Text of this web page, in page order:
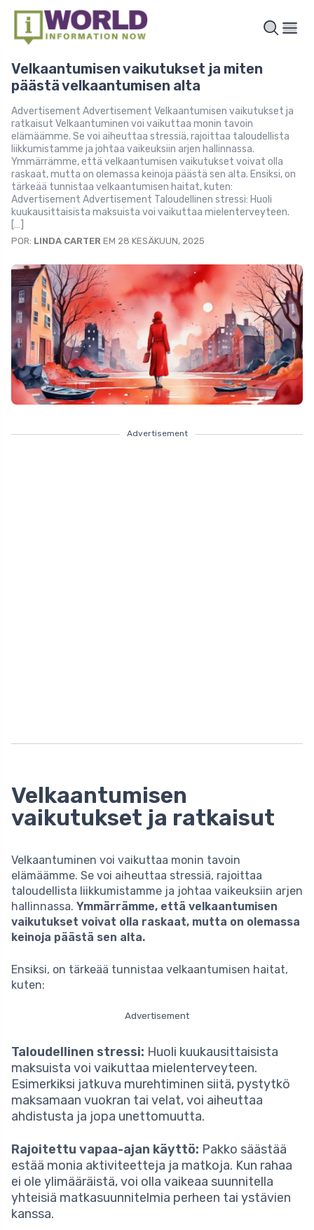
Velkaantumisen vaikutukset ja miten
päästä velkaantumisen alta
Advertisement Advertisement Velkaantumisen vaikutukset ja
ratkaisut Velkaantuminen voi vaikuttaa monin tavoin
elämäämme. Se voi aiheuttaa stressiä, rajoittaa taloudellista
liikkumistamme ja johtaa vaikeuksiin arjen hallinnassa.
Ymmärrämme, että velkaantumisen vaikutukset voivat olla
raskaat, mutta on olemassa keinoja päästä sen alta. Ensiksi, on
tärkeää tunnistaa velkaantumisen haitat, kuten:
Advertisement Advertisement Taloudellinen stressi: Huoli
kuukausittaisista maksuista voi vaikuttaa mielenterveyteen.
[…]
POR: LINDA CARTER EM 28 KESÄKUUN, 2025
Advertisement
Velkaantumisen
vaikutukset ja ratkaisut
Velkaantuminen voi vaikuttaa monin tavoin
elämäämme. Se voi aiheuttaa stressiä, rajoittaa
taloudellista liikkumistamme ja johtaa vaikeuksiin arjen
hallinnassa. Ymmärrämme, että velkaantumisen
vaikutukset voivat olla raskaat, mutta on olemassa
keinoja päästä sen alta.
Ensiksi, on tärkeää tunnistaa velkaantumisen haitat,
kuten:
Advertisement
Taloudellinen stressi: Huoli kuukausittaisista
maksuista voi vaikuttaa mielenterveyteen.
Esimerkiksi jatkuva murehtiminen siitä, pystytkö
maksamaan vuokran tai velat, voi aiheuttaa
ahdistusta ja jopa unettomuutta.
Rajoitettu vapaa-ajan käyttö: Pakko säästää
estää monia aktiviteetteja ja matkoja. Kun rahaa
ei ole ylimääräistä, voi olla vaikeaa suunnitella
yhteisiä matkasuunnitelmia perheen tai ystävien
kanssa.